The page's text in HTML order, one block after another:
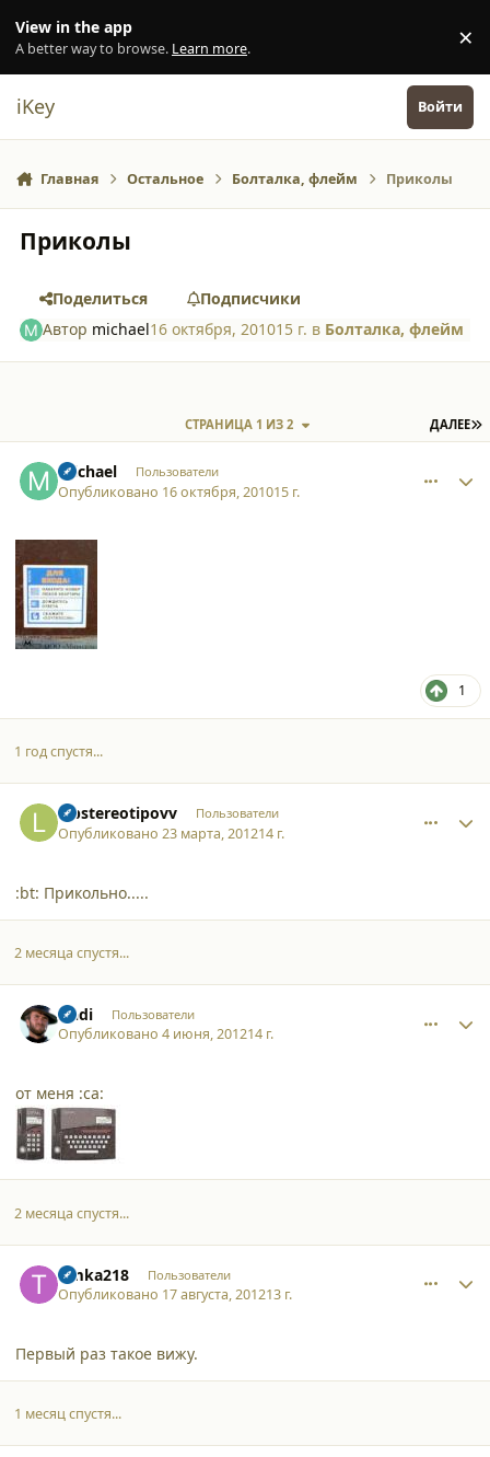
View in the app
A better way to browse. Learn more. ×
iKey Войти
Главная Остальное Болталка, флейм Приколы
Приколы
Поделиться
Подписчики
Автор michael16 октября, 201015 г. в Болталка, флейм
ДАЛЕЕ
СТРАНИЦА 1 ИЗ 2
michael Пользователи
Опубликовано 16 октября, 201015 г.
1
1 год спустя...
labstereotipovv Пользователи
Опубликовано23 марта, 201214 г.
:bt: Прикольно.....
2 месяца спустя...
Andi Пользователи
Опубликовано4 июня, 201214 г.
от меня :ca:
2 месяца спустя...
timka218 Пользователи
Опубликовано 17 августа, 201213 г.
Первый раз такое вижу.
1 месяц спустя...